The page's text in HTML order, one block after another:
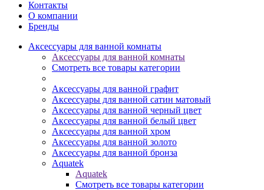
Контакты
О компании
Бренды
Аксессуары для ванной комнаты
Аксессуары для ванной комнаты
Смотреть все товары категории
Аксессуары для ванной графит
Аксессуары для ванной сатин матовый
Аксессуары для ванной черный цвет
Аксессуары для ванной белый цвет
Аксессуары для ванной хром
Аксессуары для ванной золото
Аксессуары для ванной бронза
Aquatek
Aquatek
Смотреть все товары категории